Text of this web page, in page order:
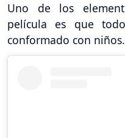
Uno de los
película es que
conformado con niños.